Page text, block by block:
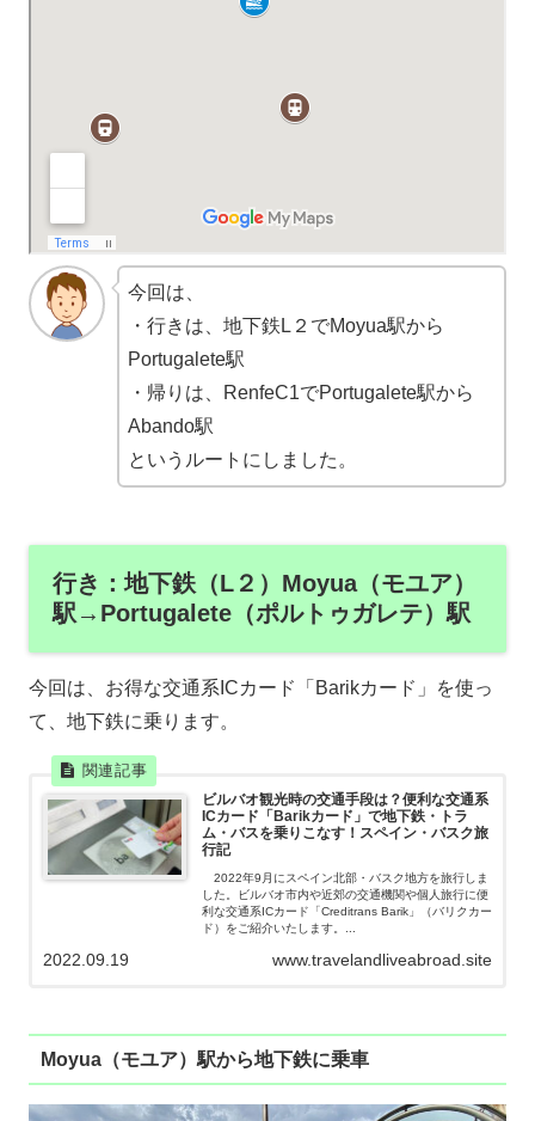
今回は、
・行きは、地下鉄L２でMoyua駅から
Portugalete駅
・帰りは、RenfeC1でPortugalete駅から
Abando駅
というルートにしました。
行き：地下鉄（L２）Moyua（モユア）
駅→Portugalete（ポルトゥガレテ）駅
今回は、お得な交通系ICカード「Barikカード」を使っ
て、地下鉄に乗ります。
ビルバオ観光時の交通手段は？便利な交通系
ICカード「Barikカード」で地下鉄・トラ
ム・バスを乗りこなす！スペイン・バスク旅
行記
2022年9月にスペイン北部・バスク地方を旅行しま
した。ビルバオ市内や近郊の交通機関や個人旅行に便
利な交通系ICカード「Creditrans Barik」（バリクカー
ド）をご紹介いたします。...
www.travelandliveabroad.site
2022.09.19
Moyua（モユア）駅から地下鉄に乗車